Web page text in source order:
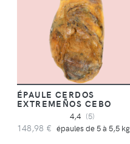
ÉPAULE CERDOS
EXTREMEÑOS CEBO
4,4 (5)
148,98 € épaules de 5 à 5,5 kg